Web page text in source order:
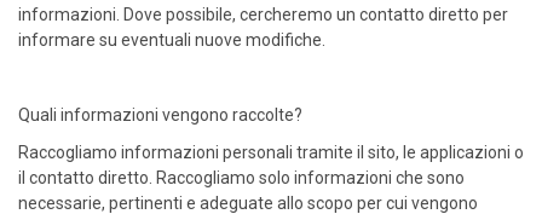
informazioni. Dove possibile, cercheremo un contatto diretto per
informare su eventuali nuove modifiche.
Quali informazioni vengono raccolte?
Raccogliamo informazioni personali tramite il sito, le applicazioni o
il contatto diretto. Raccogliamo solo informazioni che sono
necessarie, pertinenti e adeguate allo scopo per cui vengono